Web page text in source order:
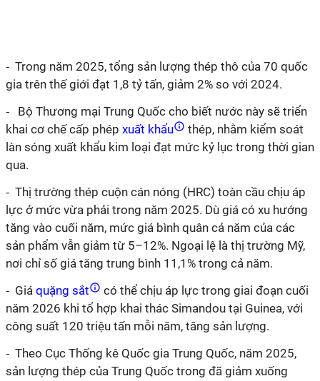
⁃ Trong năm 2025, tổng sản lượng thép thô của 70 quốc
gia trên thế giới đạt 1,8 tỷ tấn, giảm 2% so với 2024.
⁃ Bộ Thương mại Trung Quốc cho biết nước này sẽ triển
khai cơ chế cấp phép xuất khẩu
thép, nhằm kiểm soát
làn sóng xuất khẩu kim loại đạt mức kỷ lục trong thời gian
qua.
⁃ Thị trường thép cuộn cán nóng (HRC) toàn cầu chịu áp
lực ở mức vừa phải trong năm 2025. Dù giá có xu hướng
tăng vào cuối năm, mức giá bình quân cả năm của các
sản phẩm vẫn giảm từ 5–12%. Ngoại lệ là thị trường Mỹ,
nơi chỉ số giá tăng trung bình 11,1% trong cả năm.
⁃ Giá quặng sắt
có thể chịu áp lực trong giai đoạn cuối
năm 2026 khi tổ hợp khai thác Simandou tại Guinea, với
công suất 120 triệu tấn mỗi năm, tăng sản lượng.
⁃ Theo Cục Thống kê Quốc gia Trung Quốc, năm 2025,
sản lượng thép của Trung Quốc trong đã giảm xuống